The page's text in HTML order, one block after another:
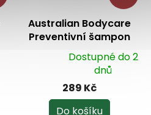
Australian Bodycare
Preventivní šampon
proti vším 200 ml
produktu
Dostupné do 2
dnů
289 Kč
Do košíku